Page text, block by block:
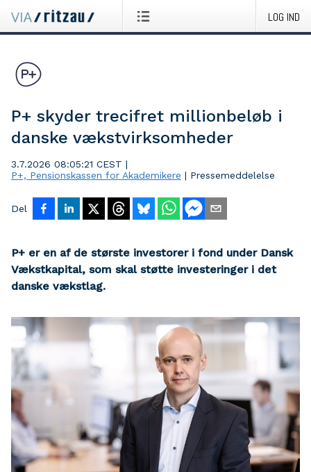
LOG IND
P+ skyder trecifret millionbeløb i
danske vækstvirksomheder
3.7.2026 08:05:21 CEST |
P+, Pensionskassen for Akademikere | Pressemeddelelse
Del
P+ er en af de største investorer i fond under Dansk
Vækstkapital, som skal støtte investeringer i det
danske vækstlag.